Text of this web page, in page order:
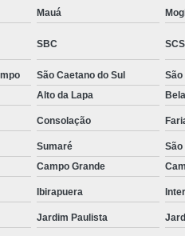
Hiperbárico Claudicação
Tratamento Hiperbárico de úlcera
Tratamento Hiperbárico
Tratamento Hiperbárico em
Tratamento
Tratamento Hiperbárico
Tratamento Câmara
Tratamento Feridas
Mauá
SBC SCS
São Caetano do Sul São
Alto da Lapa
Consolação
Sumaré São
Campo Grande
Ibirapuera
Jardim Paulista